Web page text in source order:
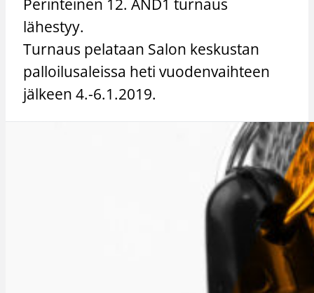
Perinteinen 12. AND1 turnaus
lähestyy.
Turnaus pelataan Salon keskustan
palloilusaleissa heti vuodenvaihteen
jälkeen 4.-6.1.2019.